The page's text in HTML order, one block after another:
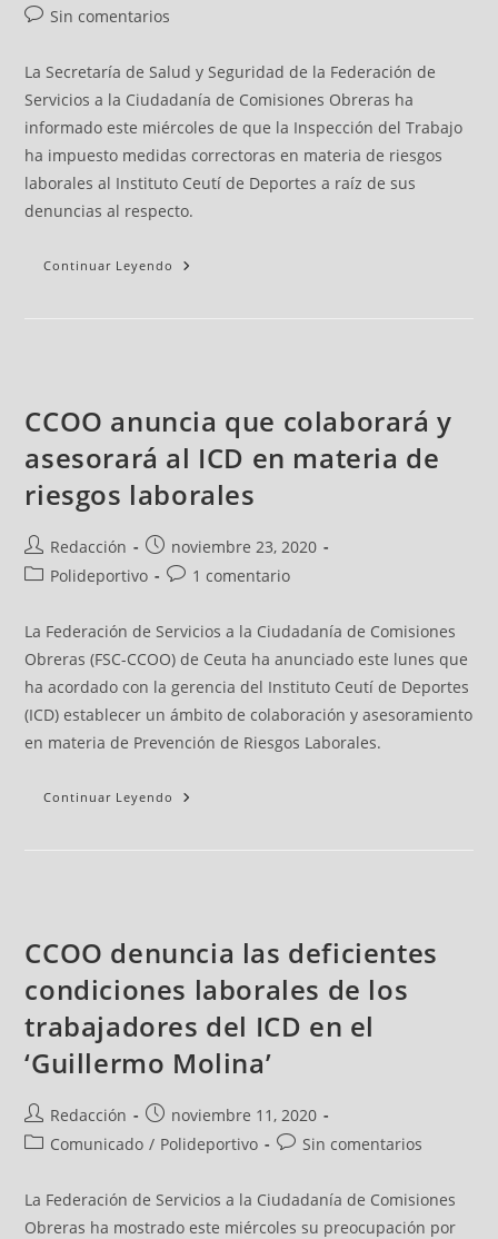
Sin comentarios
La Secretaría de Salud y Seguridad de la Federación de
Servicios a la Ciudadanía de Comisiones Obreras ha
informado este miércoles de que la Inspección del Trabajo
ha impuesto medidas correctoras en materia de riesgos
laborales al Instituto Ceutí de Deportes a raíz de sus
denuncias al respecto.
Continuar Leyendo
CCOO anuncia que colaborará y
asesorará al ICD en materia de
riesgos laborales
Redacción
noviembre 23, 2020
Polideportivo
1 comentario
La Federación de Servicios a la Ciudadanía de Comisiones
Obreras (FSC-CCOO) de Ceuta ha anunciado este lunes que
ha acordado con la gerencia del Instituto Ceutí de Deportes
(ICD) establecer un ámbito de colaboración y asesoramiento
en materia de Prevención de Riesgos Laborales.
Continuar Leyendo
CCOO denuncia las deficientes
condiciones laborales de los
trabajadores del ICD en el
‘Guillermo Molina’
Redacción
noviembre 11, 2020
Comunicado / Polideportivo Sin comentarios
La Federación de Servicios a la Ciudadanía de Comisiones
Obreras ha mostrado este miércoles su preocupación por